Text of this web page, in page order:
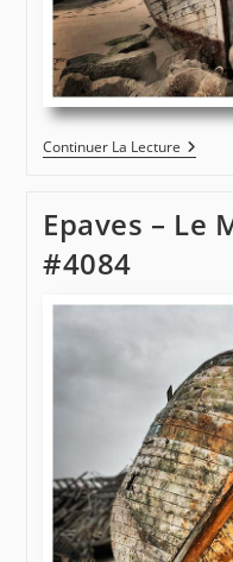
Continuer La LectureEpaves
–
–
Etel
Epaves – Le
#4084